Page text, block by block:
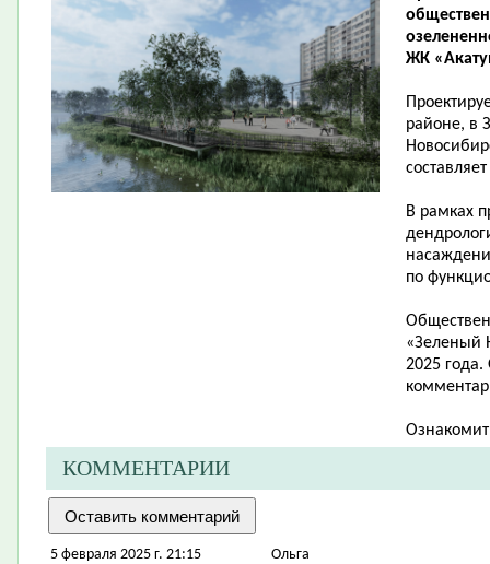
ЖК
районе, в
В рамках
по
«Зеленый
2025
КОММЕНТАРИИ
5 февраля 2025 г. 21:15
Ольга